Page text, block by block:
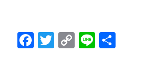
F T C Li